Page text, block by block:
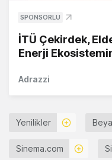
SPONSORLU
İTÜ Çekirdek,
Enerji
Adrazzi
Yenilikler
Sinema.com